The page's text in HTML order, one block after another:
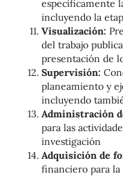
específicamente
incluyendo la
Visualización:
del trabajo
presentación de
Supervisión:
planeamiento y
incluyendo
Administración
para las
investigación
Adquisición de
financiero para